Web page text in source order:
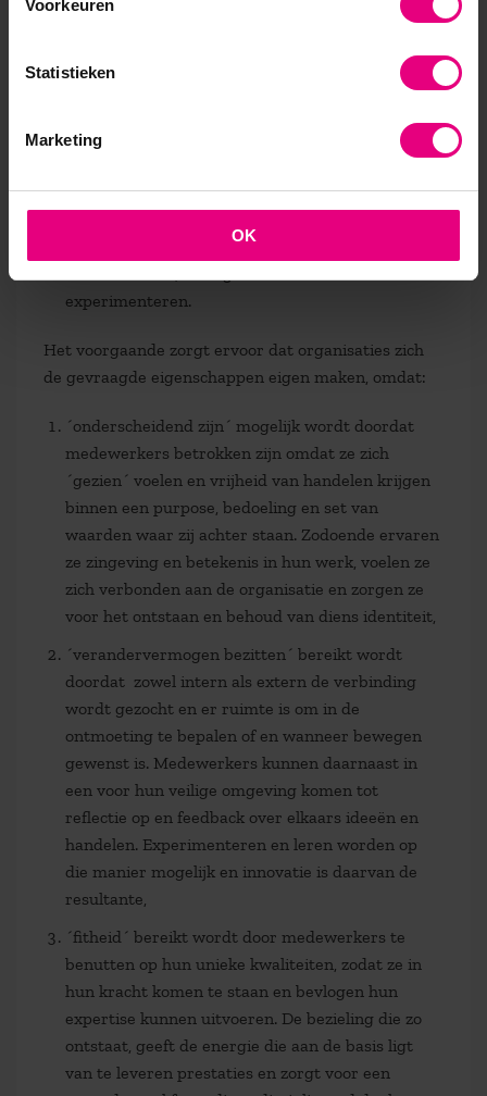
Voorkeuren
Statistieken
Marketing
OK
Onbevangen luisteren, want dat is de
systeemwereld en opent de weg naar aandacht
vertrouwen en verbinding zijn de tegenhangers
van de angst- en afrekencultuur en de mens die is
systeemwereld. Ze liggen aan de basis van
experimenteren.
Het voorgaande zorgt ervoor dat organisaties zich
de gevraagde eigenschappen eigen maken, omdat:
´onderscheidend zijn´ mogelijk wordt doordat
medewerkers betrokken zijn omdat ze zich
´gezien´ voelen en vrijheid van handelen krijgen
binnen een purpose, bedoeling en set van
waarden waar zij achter staan. Zodoende ervaren
ze zingeving en betekenis in hun werk, voelen ze
zich verbonden aan de organisatie en zorgen ze
voor het ontstaan en behoud van diens identiteit,
´verandervermogen bezitten´ bereikt wordt
doordat zowel intern als extern de verbinding
wordt gezocht en er ruimte is om in de
ontmoeting te bepalen of en wanneer bewegen
gewenst is. Medewerkers kunnen daarnaast in
een voor hun veilige omgeving komen tot
reflectie op en feedback over elkaars ideeën en
handelen. Experimenteren en leren worden op
die manier mogelijk en innovatie is daarvan de
resultante,
´fitheid´ bereikt wordt door medewerkers te
benutten op hun unieke kwaliteiten, zodat ze in
hun kracht komen te staan en bevlogen hun
expertise kunnen uitvoeren. De bezieling die zo
ontstaat, geeft de energie die aan de basis ligt
van te leveren prestaties en zorgt voor een